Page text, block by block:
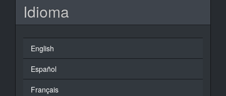
Idioma
English
Español
Français